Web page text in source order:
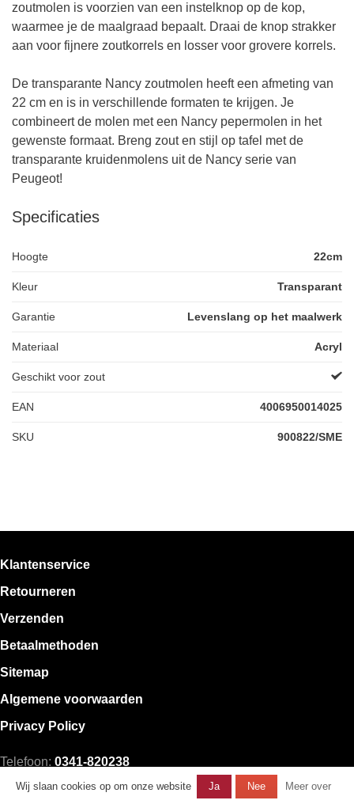
zoutmolen is voorzien van een instelknop op de kop,
waarmee je de maalgraad bepaalt. Draai de knop strakker
aan voor fijnere zoutkorrels en losser voor grovere korrels.
De transparante Nancy zoutmolen heeft een afmeting van
22 cm en is in verschillende formaten te krijgen. Je
combineert de molen met een Nancy pepermolen in het
gewenste formaat. Breng zout en stijl op tafel met de
transparante kruidenmolens uit de Nancy serie van
Peugeot!
Specificaties
Hoogte 22cm
Kleur Transparant
Garantie Levenslang op het maalwerk
Materiaal Acryl
Geschikt voor zout
EAN 4006950014025
SKU 900822/SME
Klantenservice
Retourneren
Verzenden
Betaalmethoden
Sitemap
Algemene voorwaarden
Privacy Policy
Telefoon: 0341-820238
E-mail:
klantenservice@mystore.nl
Wij slaan cookies op om onze website Ja Nee Meer over